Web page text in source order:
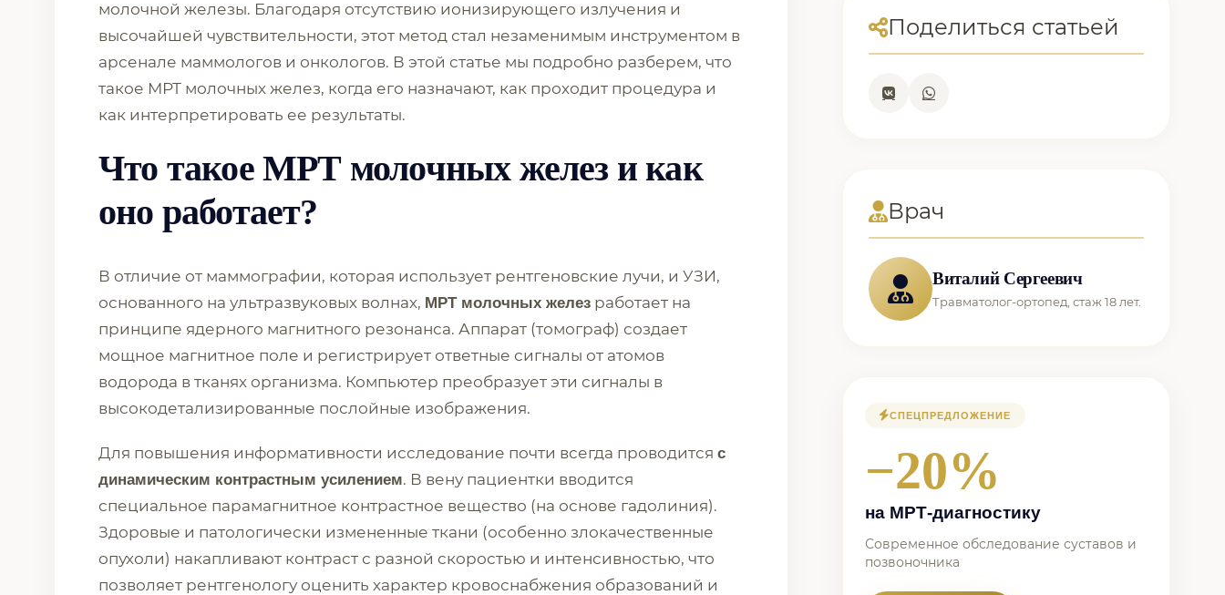
молочной железы. Благодаря отсутствию ионизирующего излучения и
высочайшей чувствительности, этот метод стал незаменимым инструментом в
арсенале маммологов и онкологов. В этой статье мы подробно разберем, что
такое МРТ молочных желез, когда его назначают, как проходит процедура и
как интерпретировать ее результаты.
Что такое МРТ молочных желез и как
оно работает?
В отличие от маммографии, которая использует рентгеновские лучи, и УЗИ,
основанного на ультразвуковых волнах, МРТ молочных желез работает на
принципе ядерного магнитного резонанса. Аппарат (томограф) создает
мощное магнитное поле и регистрирует ответные сигналы от атомов
водорода в тканях организма. Компьютер преобразует эти сигналы в
высокодетализированные послойные изображения.
Для повышения информативности исследование почти всегда проводится с
динамическим контрастным усилением. В вену пациентки вводится
специальное парамагнитное контрастное вещество (на основе гадолиния).
Здоровые и патологически измененные ткани (особенно злокачественные
опухоли) накапливают контраст с разной скоростью и интенсивностью, что
позволяет рентгенологу оценить характер кровоснабжения образований и
Поделиться статьей
Врач
Виталий Сергеевич
Травматолог-ортопед, стаж 18 лет.
СПЕЦПРЕДЛОЖЕНИЕ
−20%
на МРТ-диагностику
Современное обследование суставов и
позвоночника